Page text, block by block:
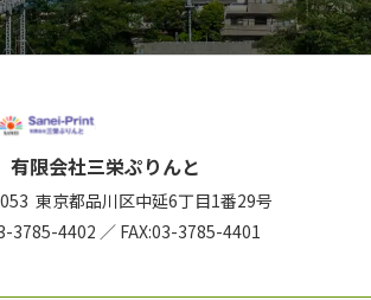
有限会社三栄ぷりんと
東京都品川区中延6丁目1番29号
3785-4402 ／ FAX:03-3785-4401